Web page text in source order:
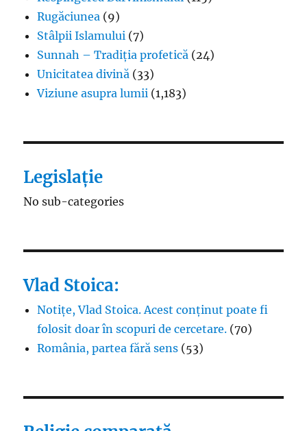
Rugăciunea (9)
Stâlpii Islamului (7)
Sunnah – Tradiția profetică (24)
Unicitatea divină (33)
Viziune asupra lumii (1,183)
Legislație
No sub-categories
Vlad Stoica:
Notițe, Vlad Stoica. Acest conținut poate fi
folosit doar în scopuri de cercetare. (70)
România, partea fără sens (53)